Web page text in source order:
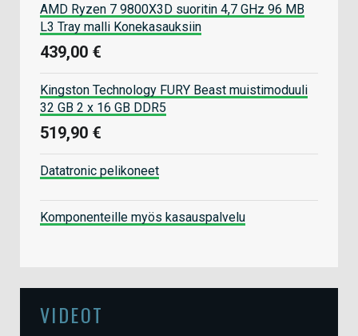
AMD Ryzen 7 9800X3D suoritin 4,7 GHz 96 MB
L3 Tray malli Konekasauksiin
439,00 €
Kingston Technology FURY Beast muistimoduuli
32 GB 2 x 16 GB DDR5
519,90 €
Datatronic pelikoneet
Komponenteille myös kasauspalvelu
VIDEOT